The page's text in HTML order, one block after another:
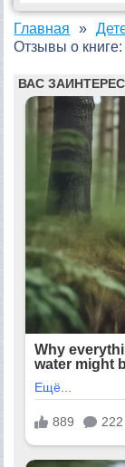
Главная
Отзывы о